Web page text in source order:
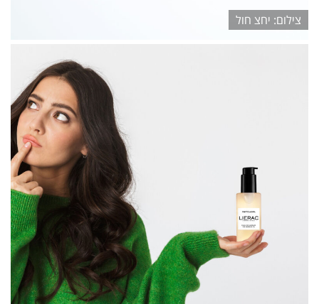
יחצ חול